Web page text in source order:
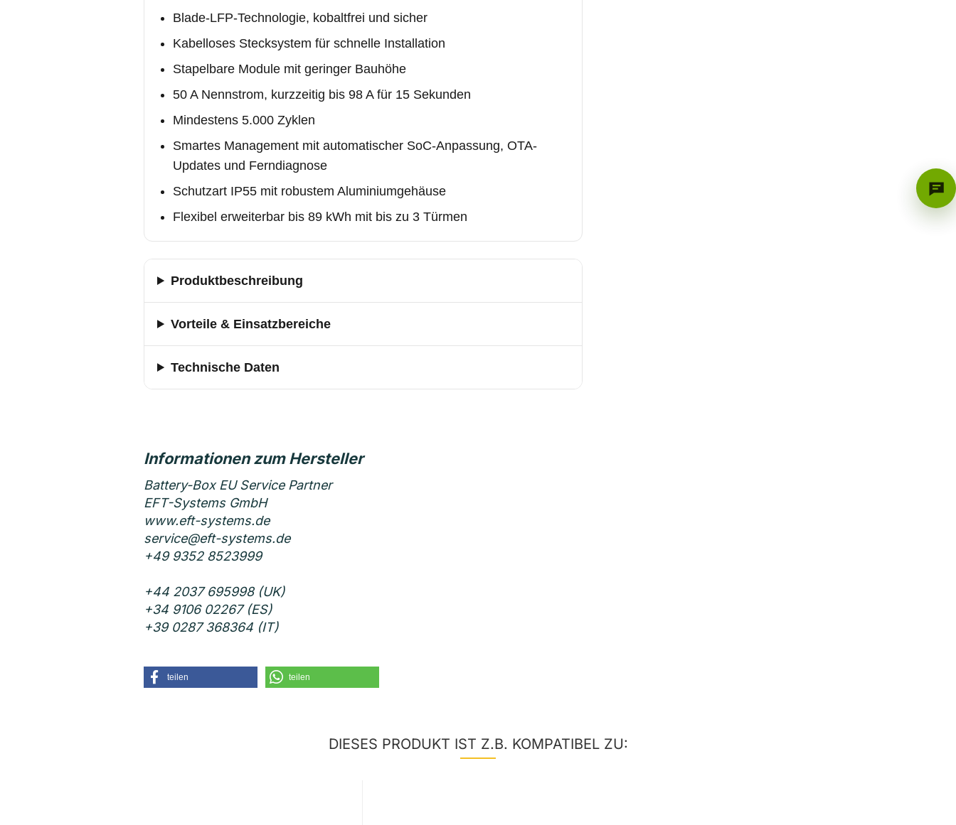
Blade-LFP-Technologie, kobaltfrei und sicher
Kabelloses Stecksystem für schnelle Installation
Stapelbare Module mit geringer Bauhöhe
50 A Nennstrom, kurzzeitig bis 98 A für 15 Sekunden
Mindestens 5.000 Zyklen
Smartes Management mit automatischer SoC-Anpassung, OTA-
Updates und Ferndiagnose
Schutzart IP55 mit robustem Aluminiumgehäuse
Flexibel erweiterbar bis 89 kWh mit bis zu 3 Türmen
Produktbeschreibung
Vorteile & Einsatzbereiche
Technische Daten
Battery-Box EU Service Partner
EFT-Systems GmbH
www.eft-systems.de
service@eft-systems.de
+49 9352 8523999
+44 2037 695998 (UK)
+34 9106 02267 (ES)
+39 0287 368364 (IT)
teilen teilen
DIESES PRODUKT IST Z.B. KOMPATIBEL ZU: